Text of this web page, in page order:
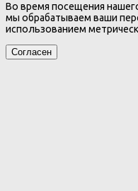
Во время посещения
мы обрабатываем ваши
использованием
Согласен